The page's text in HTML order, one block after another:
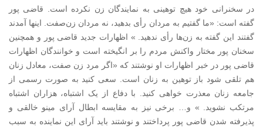
در سخنرانی خود هیچ توهینی به نمایندگان زن نکرده است. قاضی پور
گفته است: «ما گفتیم به مردان رأی بدهید، نه مردان زن‌صفت. اینها آمدند
گفتند این گفته به زن‌ها رأی ندهید. » اظهارات جدید قاضی پور و همچنین
سخنان پور مختار واکنش مردم را بر انگیخته است و خوانندگان اظهارات
قاضی پور در خبر اظهارات او نوشتند که «اگر مرد زن صفت، معادل زنان
هم تلقی شود باز توهین به زنان است. سعی کنید به صورت رسمی از
جامعه زنان معذرت خواهی کنید. با دفاع از یک اشتباه، هزاران اشتباه
مرتکب نشوید. » و… برخی نیز به مقایسه ابطال آرای مینو خالقی و
پذیرفته شدن قاضی پور پرداختند و نوشتند باید آرای این نماینده به سبب